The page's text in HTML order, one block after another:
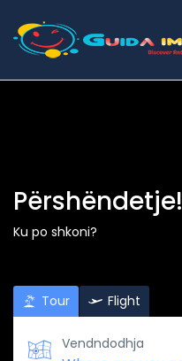
Përshëndetje!
Ku po shkoni?
Tour Flight
Vendndodhja